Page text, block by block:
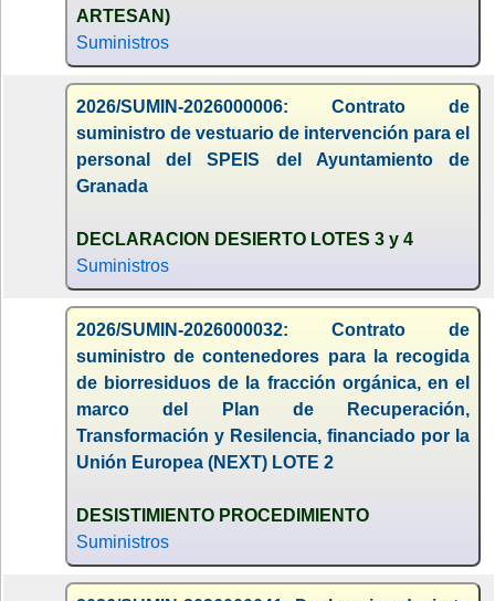
ARTESAN)
Suministros
2026/SUMIN-2026000006: Contrato de
suministro de vestuario de intervención para el
personal del SPEIS del Ayuntamiento de
Granada
DECLARACION DESIERTO LOTES 3 y 4
Suministros
2026/SUMIN-2026000032: Contrato de
suministro de contenedores para la recogida
de biorresiduos de la fracción orgánica, en el
marco del Plan de Recuperación,
Transformación y Resilencia, financiado por la
Unión Europea (NEXT) LOTE 2
DESISTIMIENTO PROCEDIMIENTO
Suministros